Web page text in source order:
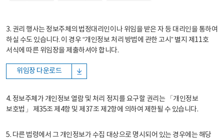
3. 권리 행사는 정보주체의 법정대리인이나 위임을 받은 자 등 대리인을 통하여
하실 수도 있습니다. 이 경우 “개인정보 처리 방법에 관한 고시” 별지 제11호
서식에 따른 위임장을 제출하셔야 합니다.
위임장 다운로드
4. 정보주체가 개인정보 열람 및 처리 정지를 요구할 권리는 「개인정보
보호법」 제35조 제4항 및 제37조 제2항에 의하여 제한될 수 있습니다.
5. 다른 법령에서 그 개인정보가 수집 대상으로 명시되어 있는 경우에는 해당